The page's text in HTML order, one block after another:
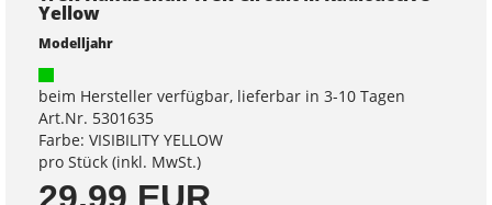
Yellow
Modelljahr
beim Hersteller verfügbar, lieferbar in 3-10 Tagen
Art.Nr. 5301635
Farbe: VISIBILITY YELLOW
pro Stück (inkl. MwSt.)
29,99 EUR